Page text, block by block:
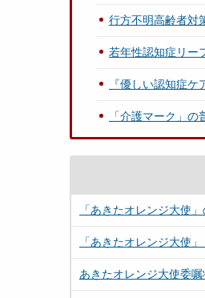
行方不明高齢者対
若年性認知症リー
『優しい認知症
「介護マーク」の
「あきたオレンジ大使
「あきたオレンジ大使
あきたオレンジ大使委